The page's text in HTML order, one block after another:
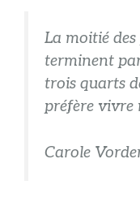
La moitié
terminent
trois quarts
préfère vivre
Carole